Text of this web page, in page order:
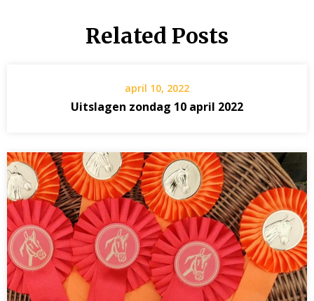
Related Posts
april 10, 2022
Uitslagen zondag 10 april 2022